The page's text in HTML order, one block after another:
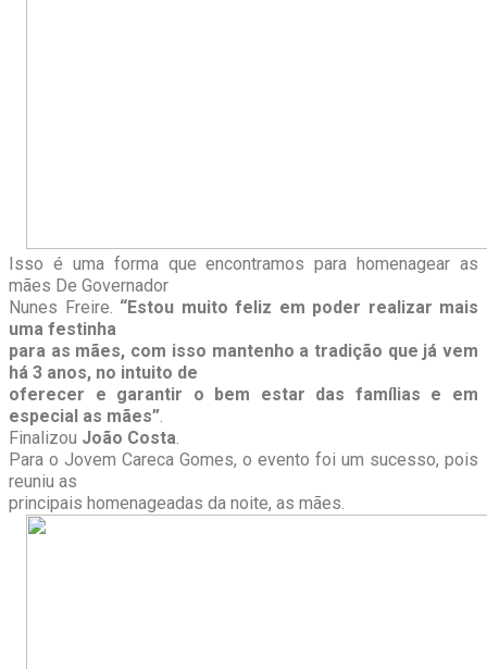
Isso é uma forma que encontramos para homenagear as
mães De Governador
Nunes Freire. “Estou muito feliz em poder realizar mais
uma festinha
para as mães, com isso mantenho a tradição que já vem
há 3 anos, no intuito de
oferecer e garantir o bem estar das famílias e em
especial as mães”.
Finalizou João Costa.
Para o Jovem Careca Gomes, o evento foi um sucesso, pois
reuniu as
principais homenageadas da noite, as mães.